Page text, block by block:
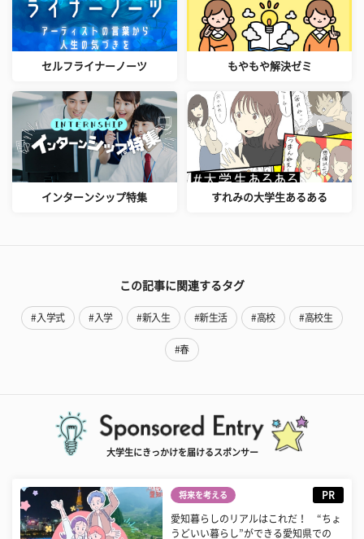
セルフライナーノーツ もやもや解決ゼミ
インターンシップ特集 すれみの大学生あるある
この記事に関連するタグ
#入学式 #入学 #新入生 #新生活 #高校 #高校生
#春
大学生にきっかけを届けるスポンサー
将来を考える PR
愛知暮らしのリアルはこれだ！ “ちょ
うどいい暮らし”ができる愛知県での